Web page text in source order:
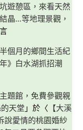
遊憩區，來看天然
晶…等地理景觀，
個月的鄉間生活紀
》白水湖抓招潮
題館，免費參觀親
天堂 」於〈 【大溪
說愛情的桃園婚紗